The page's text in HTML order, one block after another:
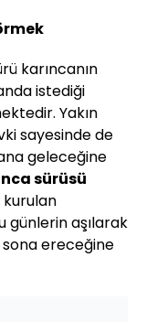
karıncanın
istediği
Yakın
sayesinde de
geleceğine
sürüsü
kurulan
günlerin aşılarak
sona ereceğine